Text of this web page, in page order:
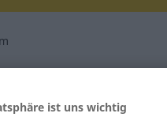
"Kolophonium"
ist uns wichtig